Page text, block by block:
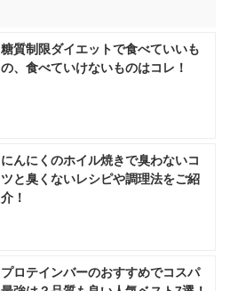
糖質制限ダイエットで食べていいも
の、食べていけないものはコレ！
にんにくのホイル焼きで臭わないコ
ツと臭くないレシピや調理法をご紹
介！
プロテインバーのおすすめでコスパ